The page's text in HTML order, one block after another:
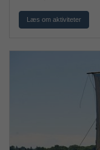
Læs om aktiviteter